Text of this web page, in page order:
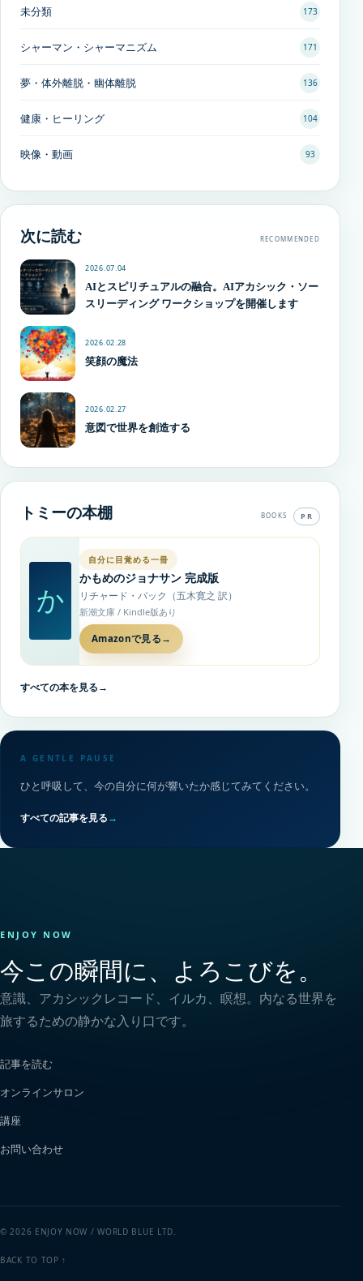
未分類 173
シャーマン・シャーマニズム 171
夢・体外離脱・幽体離脱 136
健康・ヒーリング 104
映像・動画 93
次に読む RECOMMENDED
2026.07.04
AIとスピリチュアルの融合。AIアカシック・ソー
スリーディング ワークショップを開催します
2026.02.28
笑顔の魔法
2026.02.27
意図で世界を創造する
トミーの本棚 BOOKS PR
か
自分に目覚める一冊
かもめのジョナサン 完成版
リチャード・バック（五木寛之 訳）
新潮文庫 / Kindle版あり
Amazonで見る →
すべての本を見る→
A GENTLE PAUSE
ひと呼吸して、今の自分に何が響いたか感じてみてください。
すべての記事を見る→
ENJOY NOW
今この瞬間に、よろこびを。
意識、アカシックレコード、イルカ、瞑想。内なる世界を
旅するための静かな入り口です。
記事を読む
オンラインサロン
講座
お問い合わせ
© 2026 ENJOY NOW / WORLD BLUE LTD.
BACK TO TOP ↑